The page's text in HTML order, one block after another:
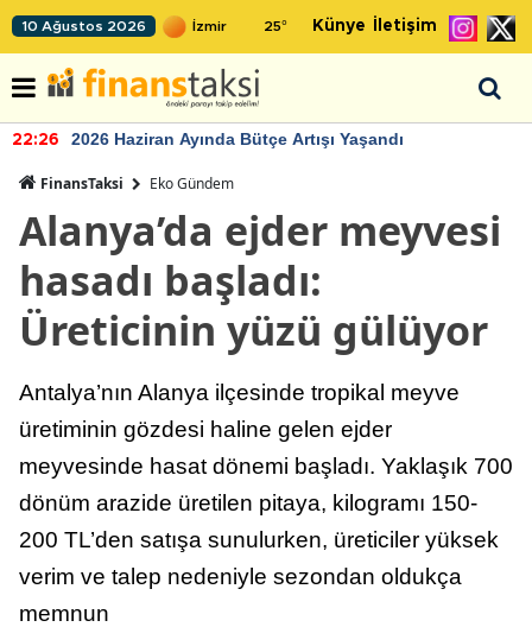
10 Ağustos 2026 25° Künye İletişim
22:26 2026 Haziran Ayında Bütçe Artışı Yaşandı
FinansTaksi Eko Gündem
Alanya’da ejder meyvesi
hasadı başladı:
Üreticinin yüzü gülüyor
Antalya’nın Alanya ilçesinde tropikal meyve
üretiminin gözdesi haline gelen ejder
meyvesinde hasat dönemi başladı. Yaklaşık 700
dönüm arazide üretilen pitaya, kilogramı 150-
200 TL’den satışa sunulurken, üreticiler yüksek
verim ve talep nedeniyle sezondan oldukça
memnun